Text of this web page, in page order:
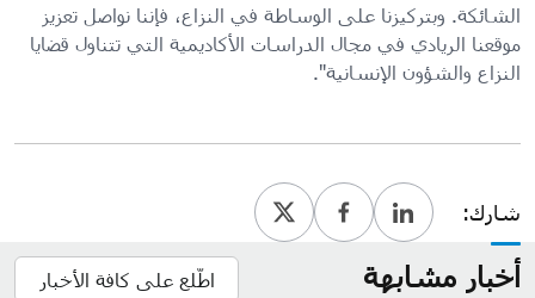
الشائكة. وبتركيزنا على الوساطة في النزاع، فإننا نواصل تعزيز
موقعنا الريادي في مجال الدراسات الأكاديمية التي تتناول قضايا
النزاع والشؤون الإنسانية".
شارك:
أخبار مشابهة اطّلع على كافة الأخبار